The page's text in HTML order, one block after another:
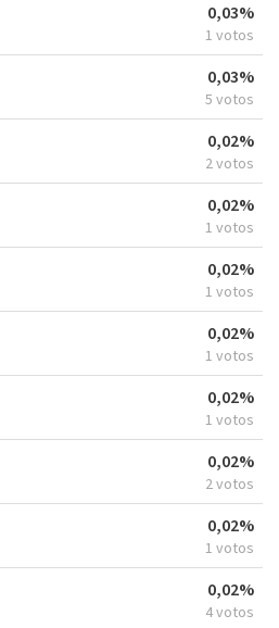
0,03%
1 votos
0,03%
5 votos
0,02%
2 votos
0,02%
1 votos
0,02%
1 votos
0,02%
1 votos
0,02%
1 votos
0,02%
2 votos
0,02%
1 votos
0,02%
4 votos